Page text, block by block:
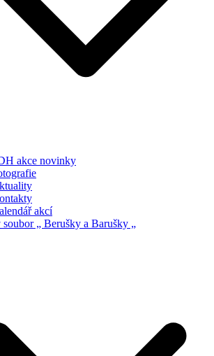
akce novinky
akcí
soubor „ Berušky a Barušky „